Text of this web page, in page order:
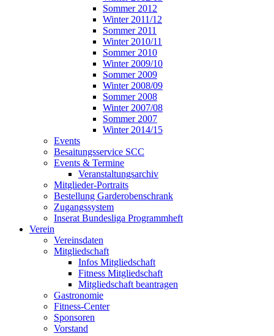
Sommer 2012
Winter 2011/12
Sommer 2011
Winter 2010/11
Sommer 2010
Winter 2009/10
Sommer 2009
Winter 2008/09
Sommer 2008
Winter 2007/08
Sommer 2007
Winter 2014/15
Events
Besaitungsservice SCC
Events & Termine
Veranstaltungsarchiv
Mitglieder-Portraits
Bestellung Garderobenschrank
Zugangssystem
Inserat Bundesliga Programmheft
Verein
Vereinsdaten
Mitgliedschaft
Infos Mitgliedschaft
Fitness Mitgliedschaft
Mitgliedschaft beantragen
Gastronomie
Fitness-Center
Sponsoren
Vorstand